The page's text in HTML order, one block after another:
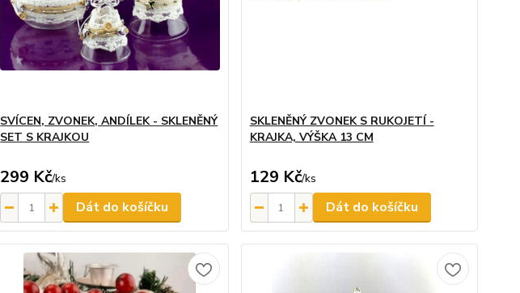
SVÍCEN, ZVONEK, ANDÍLEK - SKLENĚNÝ
SET S KRAJKOU
299 Kč/ks
Dát do košíčku
SKLENĚNÝ ZVONEK S RUKOJETÍ -
KRAJKA, VÝŠKA 13 CM
129 Kč/ks
Dát do košíčku